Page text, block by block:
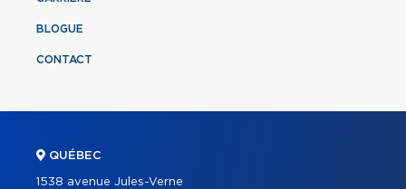
BLOGUE
CONTACT
QUÉBEC
1538 avenue Jules-Verne